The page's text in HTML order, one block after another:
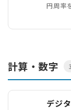
円周率
計算・数字 3
デジ